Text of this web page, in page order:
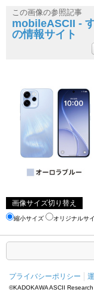
この画像の参照記事
mobileASCII -
の情報サイト
画像サイズ切り替え
縮小サイズ オリジナルサ
プライバシーポリシー
©KADOKAWA ASCII